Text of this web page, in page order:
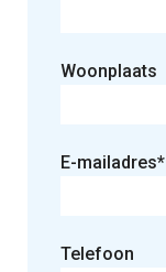
Woonplaats
E-mailadres*
Telefoon